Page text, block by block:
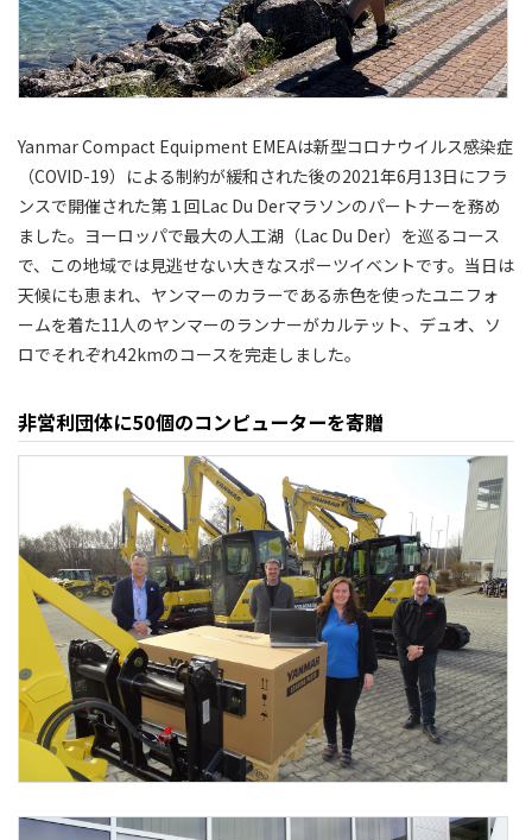
Yanmar Compact Equipment EMEAは新型コロナウイルス感染症
（COVID-19）による制約が緩和された後の2021年6月13日にフラ
ンスで開催された第１回Lac Du Derマラソンのパートナーを務め
ました。ヨーロッパで最大の人工湖（Lac Du Der）を巡るコース
で、この地域では見逃せない大きなスポーツイベントです。当日は
天候にも恵まれ、ヤンマーのカラーである赤色を使ったユニフォ
ームを着た11人のヤンマーのランナーがカルテット、デュオ、ソ
ロでそれぞれ42kmのコースを完走しました。
非営利団体に50個のコンピューターを寄贈